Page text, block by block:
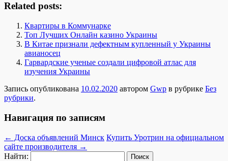
Related posts:
Квартиры в Коммунарке
Топ Лучших Онлайн казино Украины
В Китае признали дефектным купленный у Украины
авианосец
Гарвардские ученые создали цифровой атлас для
изучения Украины
Запись опубликована 10.02.2020 автором Gwp в рубрике Без
рубрики.
Навигация по записям
← Доска объявлений Минск Купить Уротрин на официальном
сайте производителя →
Найти: